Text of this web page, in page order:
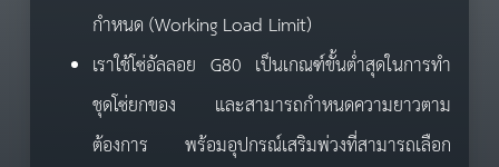
กำหนด (Working Load Limit)
เราใช้โซ่อัลลอย G80 เป็นเกณฑ์ขั้นต่ำสุดในการทำ
ชุดโซ่ยกของ และสามารถกำหนดความยาวตาม
ต้องการ พร้อมอุปกรณ์เสริมพ่วงที่สามารถเลือก